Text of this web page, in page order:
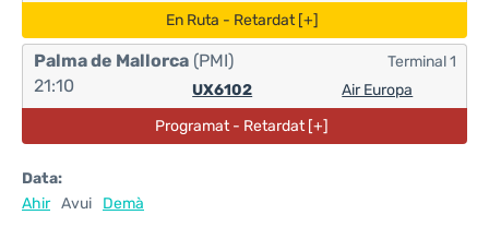
En Ruta - Retardat [+]
Palma de Mallorca (PMI)
21:10
UX6102 Air Europa
Terminal 1
Programat - Retardat [+]
Data:
Ahir Avui Demà